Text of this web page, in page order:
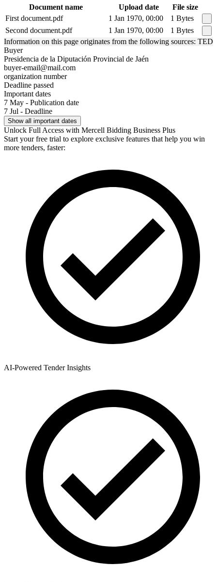
Document name Upload date
File size
First document.pdf
1 Jan 1970, 00:00
1 Bytes
Second document.pdf
1 Jan 1970, 00:00
1 Bytes
Information on this page originates from the following sources: TED
Buyer
Presidencia de la Diputación Provincial de Jaén
buyer-email@mail.com
organization number
Deadline passed
Important dates
7 May - Publication date
7 Jul - Deadline
Show all important dates
Unlock Full Access with Mercell Bidding Business Plus
Start your free trial to explore exclusive features that help you win
more tenders, faster:
AI-Powered Tender Insights